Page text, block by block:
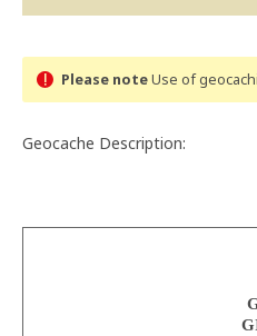
Please noteUse of
Geocache Description: